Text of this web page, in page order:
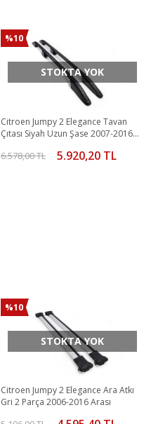
%10
STOKTA YOK
Citroen Jumpy 2 Elegance Tavan
Çıtası Siyah Uzun Şase 2007-2016
6.578,00 TL 5.920,20 TL
%10
STOKTA YOK
Citroen Jumpy 2 Elegance Ara Atkı
Gri 2 Parça 2006-2016 Arası